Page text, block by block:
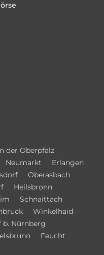
der Oberpfalz
Neumarkt
Erlangen
Oberasbach
Heilsbronn
Schnaittach
Winkelhaid
b. Nürnberg
Feucht